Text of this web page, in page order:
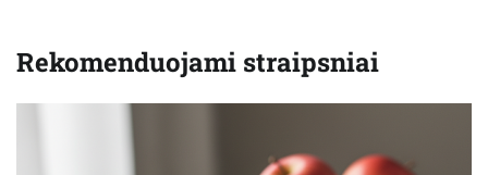
Rekomenduojami straipsniai